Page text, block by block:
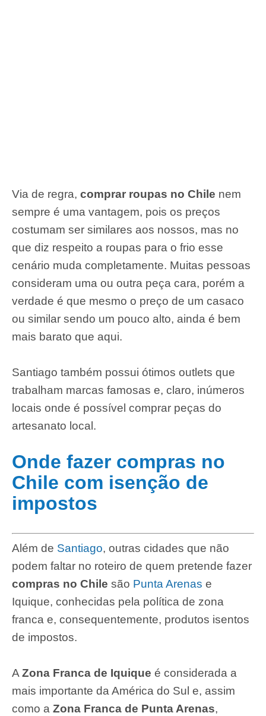
Via de regra, comprar roupas no Chile nem
sempre é uma vantagem, pois os preços
costumam ser similares aos nossos, mas no
que diz respeito a roupas para o frio esse
cenário muda completamente. Muitas pessoas
consideram uma ou outra peça cara, porém a
verdade é que mesmo o preço de um casaco
ou similar sendo um pouco alto, ainda é bem
mais barato que aqui.
Santiago também possui ótimos outlets que
trabalham marcas famosas e, claro, inúmeros
locais onde é possível comprar peças do
artesanato local.
Onde fazer compras no
Chile com isenção de
impostos
Além de Santiago, outras cidades que não
podem faltar no roteiro de quem pretende fazer
compras no Chile são Punta Arenas e
Iquique, conhecidas pela política de zona
franca e, consequentemente, produtos isentos
de impostos.
AZona Franca de Iquique é considerada a
mais importante da América do Sul e, assim
como a Zona Franca de Punta Arenas,